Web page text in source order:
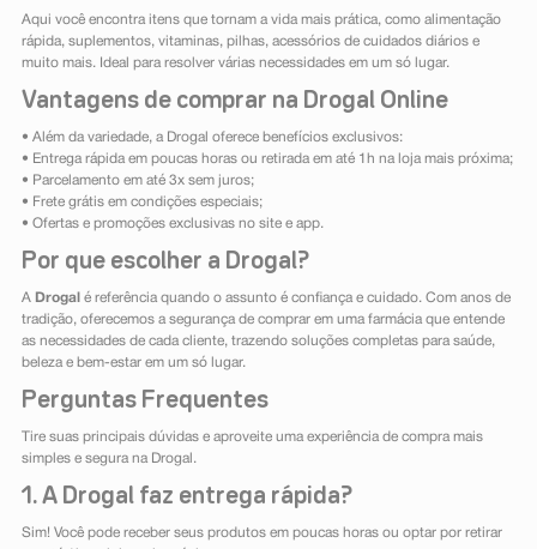
Aqui você encontra itens que tornam a vida mais prática, como alimentação
rápida, suplementos, vitaminas, pilhas, acessórios de cuidados diários e
muito mais. Ideal para resolver várias necessidades em um só lugar.
Vantagens de comprar na Drogal Online
• Além da variedade, a Drogal oferece benefícios exclusivos:
• Entrega rápida em poucas horas ou retirada em até 1h na loja mais próxima;
• Parcelamento em até 3x sem juros;
• Frete grátis em condições especiais;
• Ofertas e promoções exclusivas no site e app.
Por que escolher a Drogal?
A Drogal é referência quando o assunto é confiança e cuidado. Com anos de
tradição, oferecemos a segurança de comprar em uma farmácia que entende
as necessidades de cada cliente, trazendo soluções completas para saúde,
beleza e bem-estar em um só lugar.
Perguntas Frequentes
Tire suas principais dúvidas e aproveite uma experiência de compra mais
simples e segura na Drogal.
1. A Drogal faz entrega rápida?
Sim! Você pode receber seus produtos em poucas horas ou optar por retirar